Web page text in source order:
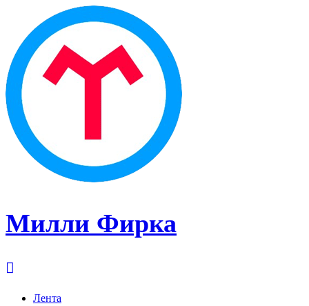
Милли Фирка
Лента